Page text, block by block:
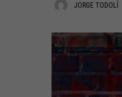
JORGE TODOLÍ